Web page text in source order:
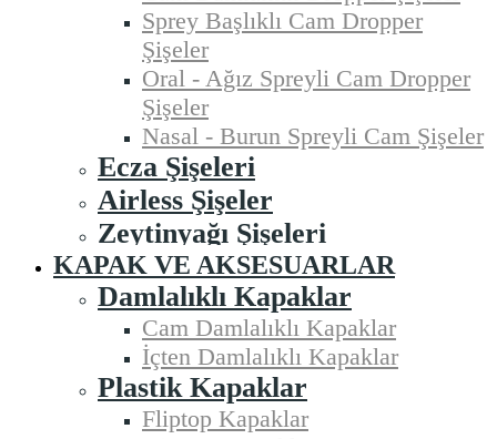
Sprey Başlıklı Cam Dropper
Şişeler
Oral - Ağız Spreyli Cam Dropper
Şişeler
Nasal - Burun Spreyli Cam Şişeler
Ecza Şişeleri
Airless Şişeler
Zeytinyağı Şişeleri
KAPAK VE AKSESUARLAR
Damlalıklı Kapaklar
Cam Damlalıklı Kapaklar
İçten Damlalıklı Kapaklar
Plastik Kapaklar
Fliptop Kapaklar